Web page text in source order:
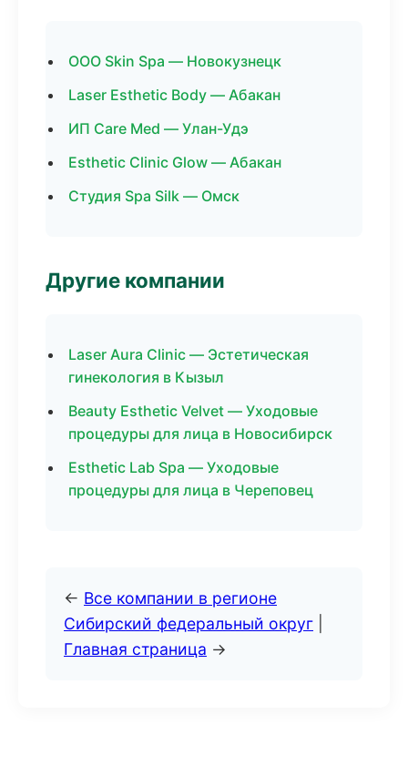
ООО Skin Spa — Новокузнецк
Laser Esthetic Body — Абакан
ИП Care Med — Улан-Удэ
Esthetic Clinic Glow — Абакан
Студия Spa Silk — Омск
Другие компании
Laser Aura Clinic — Эстетическая
гинекология в Кызыл
Beauty Esthetic Velvet — Уходовые
процедуры для лица в Новосибирск
Esthetic Lab Spa — Уходовые
процедуры для лица в Череповец
← Все компании в регионе
Сибирский федеральный округ
Главная страница →